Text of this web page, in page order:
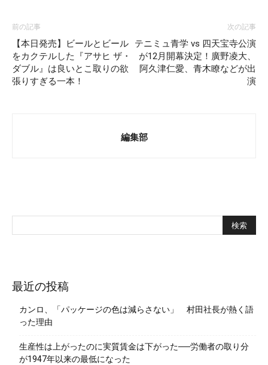
前の記事
【本日発売】ビールとビール
をカクテルした『アサヒ ザ・
ダブル』は良いとこ取りの欲
張りすぎる一本！
次の記事
テニミュ青学 vs 四天宝寺公演
が12月開幕決定！廣野凌大、
阿久津仁愛、青木瞭などが出
演
編集部
最近の投稿
カンロ、「パッケージの色は減らさない」 村田社長が熱く語
った理由
生産性は上がったのに実質賃金は下がった──労働者の取り分
が1947年以来の最低になった